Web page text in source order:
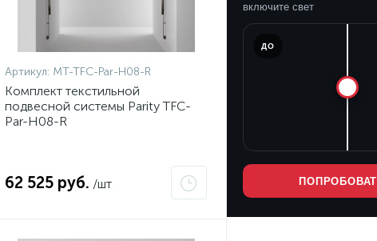
Артикул: MT-TFC-Par-H08-R
Комплект текстильной
подвесной системы Parity TFC-
Par-H08-R
62 525 руб. /шт
включите свет
ДО